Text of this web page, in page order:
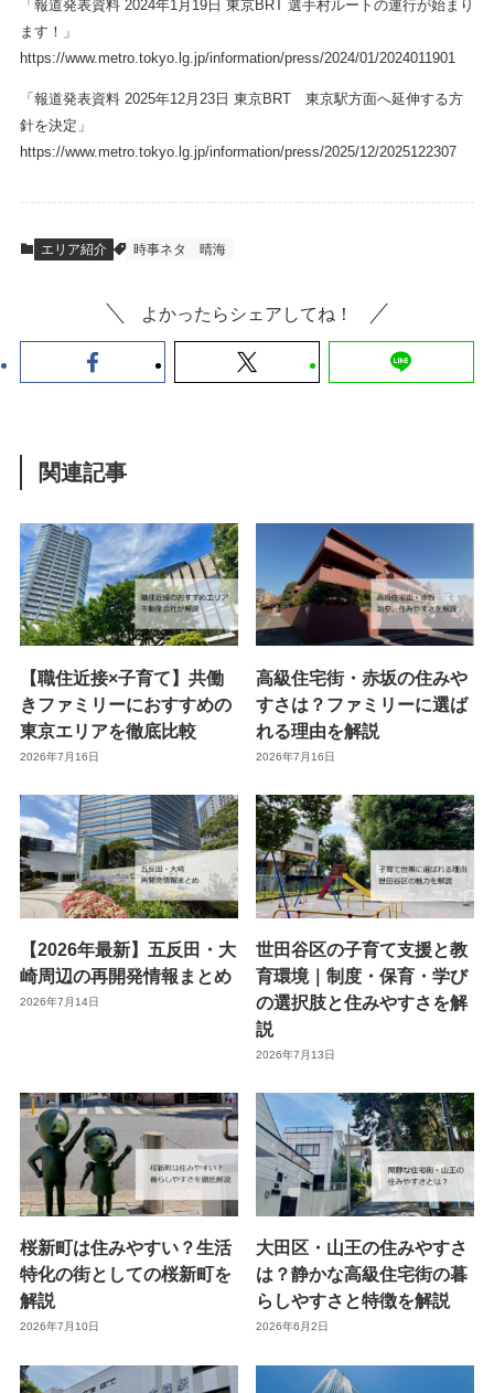
「報道発表資料 2024年1月19日 東京BRT 選手村ルートの運行が始まり
ます！」
https://www.metro.tokyo.lg.jp/information/press/2024/01/2024011901
「報道発表資料 2025年12月23日 東京BRT 東京駅方面へ延伸する方
針を決定」
https://www.metro.tokyo.lg.jp/information/press/2025/12/2025122307
エリア紹介 時事ネタ 晴海
よかったらシェアしてね！
関連記事
【職住近接×子育て】共働
きファミリーにおすすめの
東京エリアを徹底比較
2026年7月16日
高級住宅街・赤坂の住みや
すさは？ファミリーに選ば
れる理由を解説
2026年7月16日
【2026年最新】五反田・大
崎周辺の再開発情報まとめ
2026年7月14日
世田谷区の子育て支援と教
育環境｜制度・保育・学び
の選択肢と住みやすさを解
説
2026年7月13日
桜新町は住みやすい？生活
特化の街としての桜新町を
解説
2026年7月10日
大田区・山王の住みやすさ
は？静かな高級住宅街の暮
らしやすさと特徴を解説
2026年6月2日